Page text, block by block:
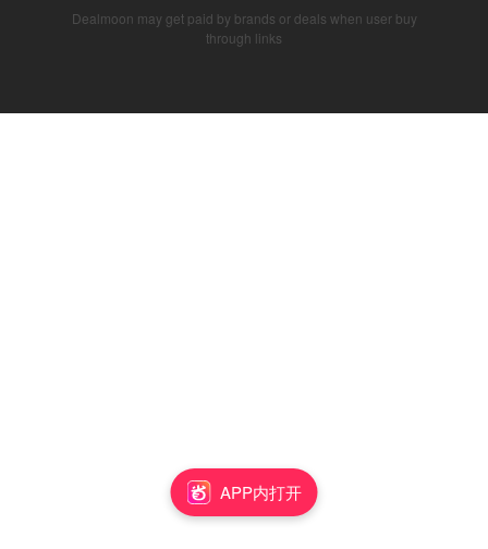
APP内打开
Dealmoon may get paid by brands or deals when user buy
through links